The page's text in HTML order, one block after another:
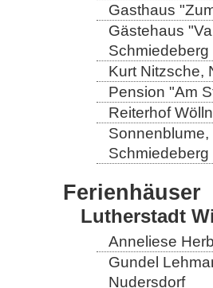
Gasthaus
Gästehaus
Schmiedeberg
Kurt Nitzsche,
Pension "Am
Reiterhof
Sonnenblume,
Schmiedeberg
Ferienhäuser
Lutherstadt
Anneliese
Gundel
Nudersdorf